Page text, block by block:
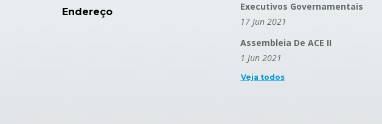
Endereço
Executivos Governamentais
17 Jun 2021
Assembleia De ACE II
1 Jun 2021
Veja todos